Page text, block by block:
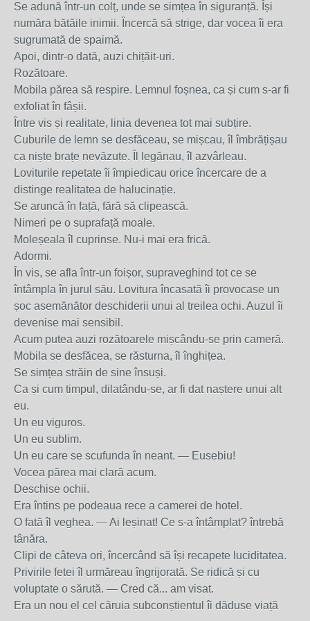
Se adună într-un colț, unde se simțea în siguranță. Își
număra bătăile inimii. Încercă să strige, dar vocea îi era
sugrumată de spaimă.
Apoi, dintr-o dată, auzi chițăit-uri.
Rozătoare.
Mobila părea să respire. Lemnul foșnea, ca și cum s-ar fi
exfoliat în fâșii.
Între vis și realitate, linia devenea tot mai subțire.
Cuburile de lemn se desfăceau, se mișcau, îl îmbrățișau
ca niște brațe nevăzute. Îl legănau, îl azvârleau.
Loviturile repetate îi împiedicau orice încercare de a
distinge realitatea de halucinație.
Se aruncă în față, fără să clipească.
Nimeri pe o suprafață moale.
Moleșeala îl cuprinse. Nu-i mai era frică.
Adormi.
În vis, se afla într-un foișor, supraveghind tot ce se
întâmpla în jurul său. Lovitura încasată îi provocase un
șoc asemănător deschiderii unui al treilea ochi. Auzul îi
devenise mai sensibil.
Acum putea auzi rozătoarele mișcându-se prin cameră.
Mobila se desfăcea, se răsturna, îl înghițea.
Se simțea străin de sine însuși.
Ca și cum timpul, dilatându-se, ar fi dat naștere unui alt
eu.
Un eu viguros.
Un eu sublim.
Un eu care se scufunda în neant. — Eusebiu!
Vocea părea mai clară acum.
Deschise ochii.
Era întins pe podeaua rece a camerei de hotel.
O fată îl veghea. — Ai leșinat! Ce s-a întâmplat? întrebă
tânăra.
Clipi de câteva ori, încercând să își recapete luciditatea.
Privirile fetei îl urmăreau îngrijorată. Se ridică și cu
voluptate o sărută. — Cred că... am visat.
Era un nou el cel căruia subconștientul îi dăduse viață